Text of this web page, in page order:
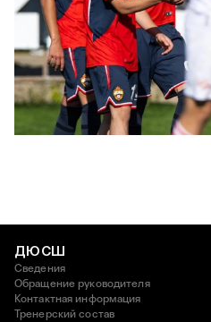
ЮФЛ: Московское дерби на
3 АВГУСТА 2026 14:15
ДЮСШ
Сведения
Обращение руководителя
Контактная информация
Тренерский состав